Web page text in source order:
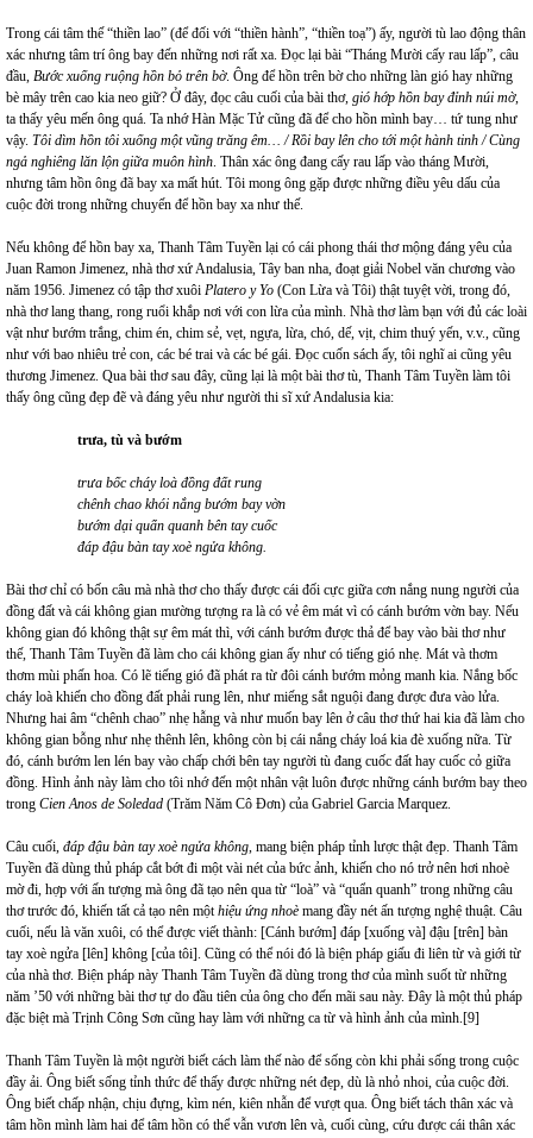
Trong cái tâm thế “thiền lao” (để đối với “thiền hành”, “thiền toạ”) ấy, người tù lao động thân
xác nhưng tâm trí ông bay đến những nơi rất xa. Đọc lại bài “Tháng Mười cấy rau lấp”, câu
đầu, Bước xuống ruộng hồn bỏ trên bờ. Ông để hồn trên bờ cho những làn gió hay những
bè mây trên cao kia neo giữ? Ở đây, đọc câu cuối của bài thơ, gió hớp hồn bay đỉnh núi mờ,
ta thấy yêu mến ông quá. Ta nhớ Hàn Mặc Tử cũng đã để cho hồn mình bay… tứ tung như
vậy. Tôi dìm hồn tôi xuống một vũng trăng êm… / Rồi bay lên cho tới một hành tinh / Cùng
ngả nghiêng lăn lộn giữa muôn hình. Thân xác ông đang cấy rau lấp vào tháng Mười,
nhưng tâm hồn ông đã bay xa mất hút. Tôi mong ông gặp được những điều yêu dấu của
cuộc đời trong những chuyến để hồn bay xa như thế.
Nếu không để hồn bay xa, Thanh Tâm Tuyền lại có cái phong thái thơ mộng đáng yêu của
Juan Ramon Jimenez, nhà thơ xứ Andalusia, Tây ban nha, đoạt giải Nobel văn chương vào
năm 1956. Jimenez có tập thơ xuôi Platero y Yo (Con Lừa và Tôi) thật tuyệt vời, trong đó,
nhà thơ lang thang, rong ruổi khắp nơi với con lừa của mình. Nhà thơ làm bạn với đủ các loài
vật như bướm trắng, chim én, chim sẻ, vẹt, ngựa, lừa, chó, dế, vịt, chim thuý yến, v.v., cũng
như với bao nhiêu trẻ con, các bé trai và các bé gái. Đọc cuốn sách ấy, tôi nghĩ ai cũng yêu
thương Jimenez. Qua bài thơ sau đây, cũng lại là một bài thơ tù, Thanh Tâm Tuyền làm tôi
thấy ông cũng đẹp đẽ và đáng yêu như người thi sĩ xứ Andalusia kia:
trưa, tù và bướm
trưa bốc cháy loà đồng đất rung
chênh chao khói nắng bướm bay vờn
bướm dại quẩn quanh bên tay cuốc
đáp đậu bàn tay xoè ngửa không.
Bài thơ chỉ có bốn câu mà nhà thơ cho thấy được cái đối cực giữa cơn nắng nung người của
đồng đất và cái không gian mường tượng ra là có vẻ êm mát vì có cánh bướm vờn bay. Nếu
không gian đó không thật sự êm mát thì, với cánh bướm được thả để bay vào bài thơ như
thế, Thanh Tâm Tuyền đã làm cho cái không gian ấy như có tiếng gió nhẹ. Mát và thơm
thơm mùi phấn hoa. Có lẽ tiếng gió đã phát ra từ đôi cánh bướm mỏng manh kia. Nắng bốc
cháy loà khiến cho đồng đất phải rung lên, như miếng sắt nguội đang được đưa vào lửa.
Nhưng hai âm “chênh chao” nhẹ hẫng và như muốn bay lên ở câu thơ thứ hai kia đã làm cho
không gian bỗng như nhẹ thênh lên, không còn bị cái nắng cháy loá kia đè xuống nữa. Từ
đó, cánh bướm len lén bay vào chấp chới bên tay người tù đang cuốc đất hay cuốc cỏ giữa
đồng. Hình ảnh này làm cho tôi nhớ đến một nhân vật luôn được những cánh bướm bay theo
trong Cien Anos de Soledad (Trăm Năm Cô Đơn) của Gabriel Garcia Marquez.
Câu cuối, đáp đậu bàn tay xoè ngửa không, mang biện pháp tỉnh lược thật đẹp. Thanh Tâm
Tuyền đã dùng thủ pháp cắt bớt đi một vài nét của bức ảnh, khiến cho nó trở nên hơi nhoè
mờ đi, hợp với ấn tượng mà ông đã tạo nên qua từ “loà” và “quẩn quanh” trong những câu
thơ trước đó, khiến tất cả tạo nên mộthiệu ứng nhoè mang đầy nét ấn tượng nghệ thuật. Câu
cuối, nếu là văn xuôi, có thể được viết thành: [Cánh bướm] đáp [xuống và] đậu [trên] bàn
tay xoè ngửa [lên] không [của tôi]. Cũng có thể nói đó là biện pháp giấu đi liên từ và giới từ
của nhà thơ. Biện pháp này Thanh Tâm Tuyền đã dùng trong thơ của mình suốt từ những
năm ’50 với những bài thơ tự do đầu tiên của ông cho đến mãi sau này. Đây là một thủ pháp
đặc biệt mà Trịnh Công Sơn cũng hay làm với những ca từ và hình ảnh của mình.[9]
Thanh Tâm Tuyền là một người biết cách làm thế nào để sống còn khi phải sống trong cuộc
đầy ải. Ông biết sống tỉnh thức để thấy được những nét đẹp, dù là nhỏ nhoi, của cuộc đời.
Ông biết chấp nhận, chịu đựng, kìm nén, kiên nhẫn để vượt qua. Ông biết tách thân xác và
tâm hồn mình làm hai để tâm hồn có thể vẫn vươn lên và, cuối cùng, cứu được cái thân xác